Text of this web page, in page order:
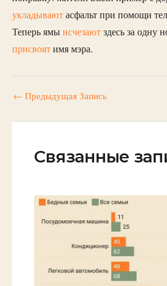
укладываютасфальт при помощи
Теперь ямыисчезаютздесь за одну
присвоятимя мэра.
← Предыдущая Запись
Связанные